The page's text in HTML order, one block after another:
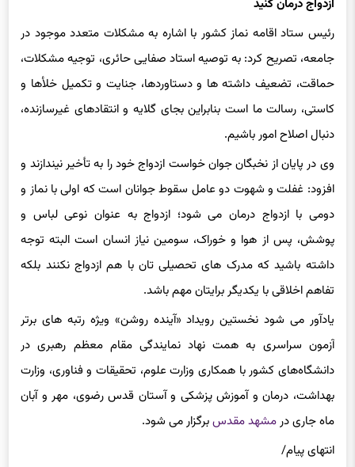
ازدواج درمان کنید
رئیس ستاد اقامه نماز کشور با اشاره به مشکلات متعدد موجود در
جامعه، تصریح کرد: به توصیه استاد صفایی حائری، توجیه مشکلات،
حماقت، تضعیف داشته ها و دستاوردها، جنایت و تکمیل خلأها و
کاستی، رسالت ما است بنابراین بجای گلایه و انتقادهای غیرسازنده،
دنبال اصلاح امور باشیم.
وی در پایان از نخبگان جوان خواست ازدواج خود را به تأخیر نیندازند و
افزود: غفلت و شهوت دو عامل سقوط جوانان است که اولی با نماز و
دومی با ازدواج درمان می شود؛ ازدواج به عنوان نوعی لباس و
پوشش، پس از هوا و خوراک، سومین نیاز انسان است البته توجه
داشته باشید که مدرک های تحصیلی تان با هم ازدواج نکنند بلکه
تفاهم اخلاقی با یکدیگر برایتان مهم باشد.
یادآور می شود نخستین رویداد «آینده روشن» ویژه رتبه های برتر
آزمون سراسری به‌ همت نهاد نمایندگی مقام معظم رهبری در
دانشگاه‌های کشور با همکاری وزارت علوم، تحقیقات و فناوری، وزارت
بهداشت، درمان و آموزش پزشکی و آستان قدس رضوی، مهر و آبان
ماه جاری درمشهد مقدسبرگزار می شود.
انتهای پیام/